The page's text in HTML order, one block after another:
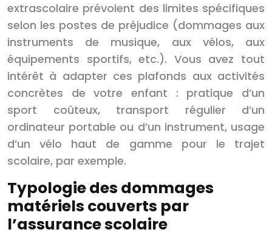
extrascolaire prévoient des limites spécifiques
selon les postes de préjudice (dommages aux
instruments de musique, aux vélos, aux
équipements sportifs, etc.). Vous avez tout
intérêt à adapter ces plafonds aux activités
concrètes de votre enfant : pratique d’un
sport coûteux, transport régulier d’un
ordinateur portable ou d’un instrument, usage
d’un vélo haut de gamme pour le trajet
scolaire, par exemple.
Typologie des dommages
matériels couverts par
l’assurance scolaire